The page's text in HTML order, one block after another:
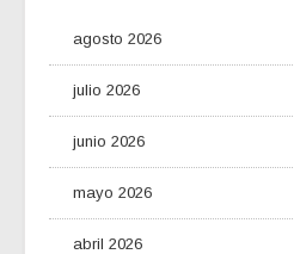
agosto 2026
julio 2026
junio 2026
mayo 2026
abril 2026